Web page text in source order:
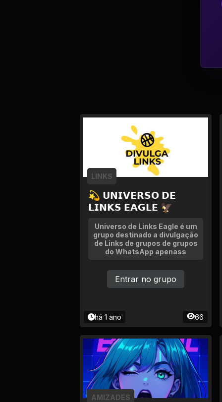
Viagem e Turismo
💫 𝗨𝗡𝗜𝗩𝗘𝗥𝗦𝗢 𝗗𝗘
𝗟𝗜𝗡𝗞𝗦 𝗘𝗔𝗚𝗟𝗘 🦅
LINKS
Universo de Links Eagle é um
grupo destinado a divulgação
de Links de grupos de grupos
do WhatsApp apenass
há 1 ano 66
Entrar no grupo
AMIZADES